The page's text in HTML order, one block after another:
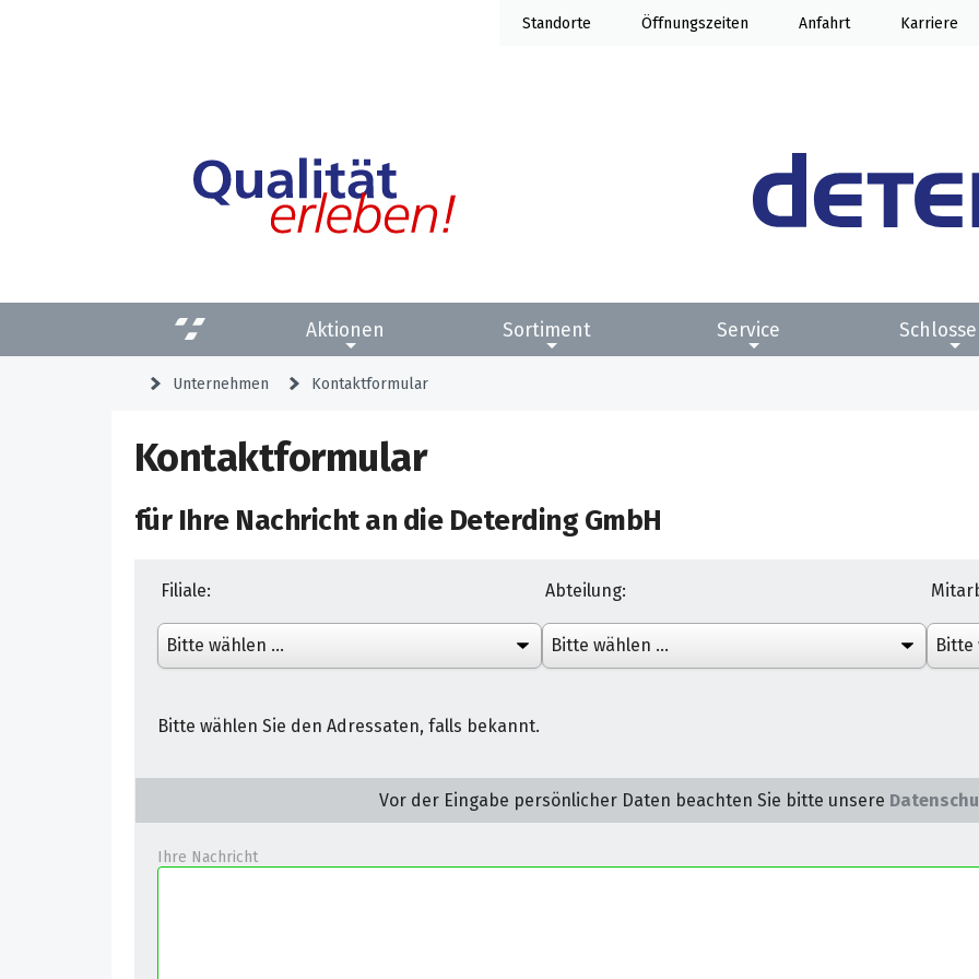
Standorte Öffnung Anfahrt Karriere
Aktionen Sortiment Service
Unternehmen Kontaktformular
Kontaktformular
für Ihre Nachricht andie Deterding GmbH
Filiale: Abteilung:
Bitte wählen Sie den Adressaten, falls bekannt.
Vor der Eingabe persönlicher Daten beachten Sie bitte unsere
Ihre Nachricht